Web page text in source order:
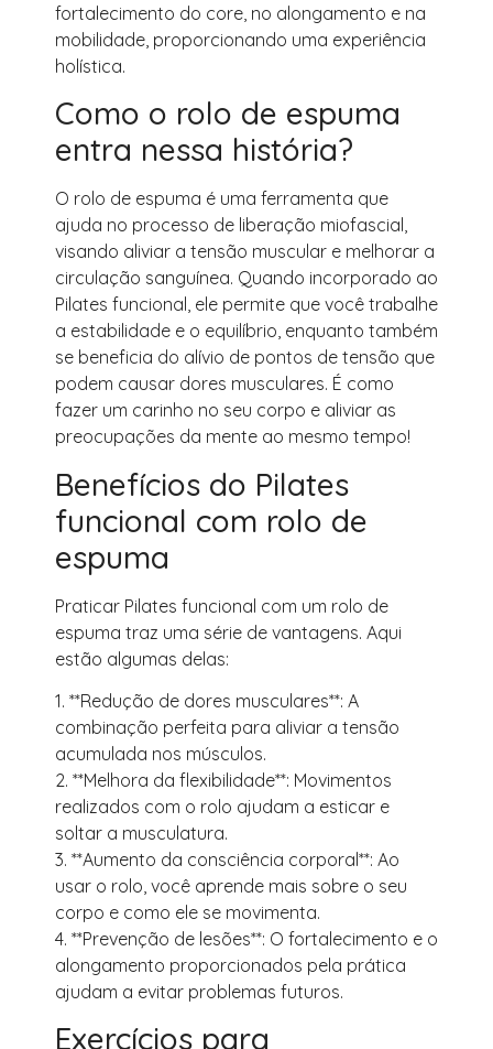
fortalecimento do core, no alongamento e na
mobilidade, proporcionando uma experiência
holística.
Como o rolo de espuma
entra nessa história?
O rolo de espuma é uma ferramenta que
ajuda no processo de liberação miofascial,
visando aliviar a tensão muscular e melhorar a
circulação sanguínea. Quando incorporado ao
Pilates funcional, ele permite que você trabalhe
a estabilidade e o equilíbrio, enquanto também
se beneficia do alívio de pontos de tensão que
podem causar dores musculares. É como
fazer um carinho no seu corpo e aliviar as
preocupações da mente ao mesmo tempo!
Benefícios do Pilates
funcional com rolo de
espuma
Praticar Pilates funcional com um rolo de
espuma traz uma série de vantagens. Aqui
estão algumas delas:
1. **Redução de dores musculares**: A
combinação perfeita para aliviar a tensão
acumulada nos músculos.
2. **Melhora da flexibilidade**: Movimentos
realizados com o rolo ajudam a esticar e
soltar a musculatura.
3. **Aumento da consciência corporal**: Ao
usar o rolo, você aprende mais sobre o seu
corpo e como ele se movimenta.
4. **Prevenção de lesões**: O fortalecimento e o
alongamento proporcionados pela prática
ajudam a evitar problemas futuros.
Exercícios para